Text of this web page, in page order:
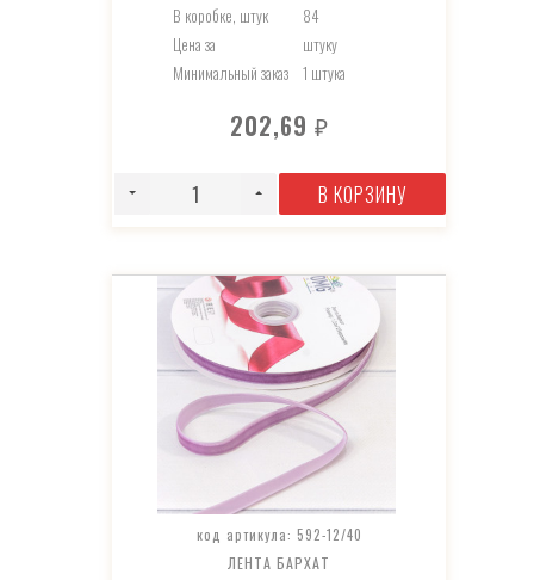
В коробке, штук
84
Цена за
штуку
Минимальный заказ
1 штука
202,69 ₽
В КОРЗИНУ
код артикула: 592-12/40
ЛЕНТА БАРХАТ